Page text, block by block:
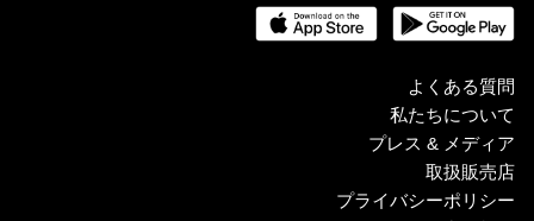
よくある質問
私たちについて
プレス & メディア
取扱販売店
プライバシーポリシー